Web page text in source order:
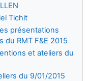
Tichit
présentations
RMT F&E 2015
et ateliers du
du 9/01/2015